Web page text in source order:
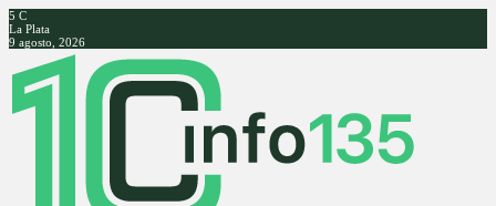
5 C
La Plata
9 agosto, 2026
Facebook
Twitter
Instagram
Youtube